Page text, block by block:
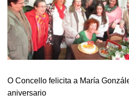
CHARLA
INFORMATIVA
SOBRE
PROGRAMA
“FAMILIAS
ACOLLIDA”
O Concello felicita a María
aniversario